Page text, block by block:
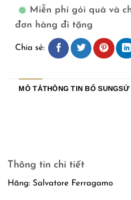
Miễn phí gói quà và
đơn hàng đi tặng
Chia sẻ:
MÔ TẢTHÔNG TIN BỔ SUNGSỬ
Thông tin chi tiết
Hãng: Salvatore Ferragamo